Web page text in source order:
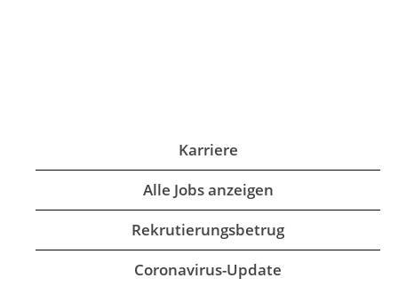
Karriere
Alle Jobs anzeigen
Rekrutierungsbetrug
Coronavirus-Update